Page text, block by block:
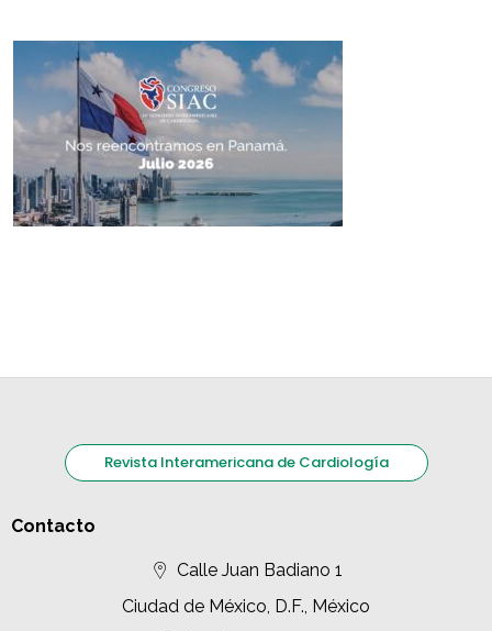
Revista Interamericana de Cardiología
Contacto
Calle Juan Badiano 1
Ciudad de México, D.F., México